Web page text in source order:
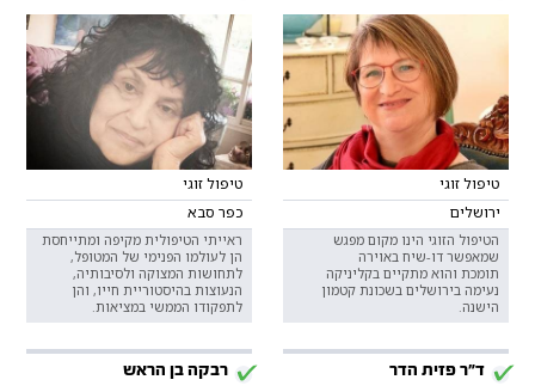
טיפול זוגי
ירושלים
הטיפול הזוגי הינו מקום מפגש
שמאפשר דו-שיח באוירה
תומכת והוא מתקיים בקליניקה
נעימה בירושלים בשכונת קטמון
הישנה.
טיפול זוגי
כפר סבא
ראייתי הטיפולית מקיפה ומתייחסת
הן לעולמו הפנימי של המטופל,
לתחושות המצוקה ולסיבותיה,
הנעוצות בהיסטוריית חייו, והן
לתפקודו הממשי במציאות.
ד"ר פזית הדר רבקה בן הראש